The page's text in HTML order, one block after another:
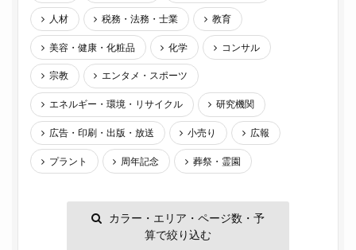
人材 税務・法務・士業 教育
美容・健康・化粧品 化学 コンサル
宗教 エンタメ・スポーツ
エネルギー・環境・リサイクル 研究機関
広告・印刷・出版・放送 小売り 広報
プラント 周年記念 葬祭・霊園
カラー・エリア・ページ数・予
算で絞り込む